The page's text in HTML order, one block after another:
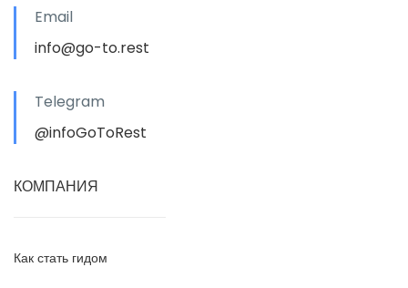
Email
info@go-to.rest
Telegram
@infoGoToRest
КОМПАНИЯ
Как стать гидом